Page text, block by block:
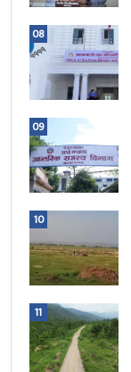
08
09
10
11